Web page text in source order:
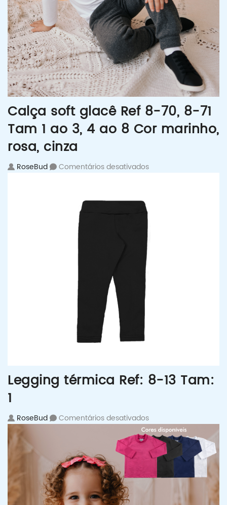
Calça soft glacê Ref 8-70, 8-71
Tam 1 ao 3, 4 ao 8 Cor marinho,
rosa, cinza
RoseBud Comentários desativadosem Calça soft glacê
Legging térmica Ref: 8-13 Tam:
1
RoseBud Comentários desativadosem Legging térmica